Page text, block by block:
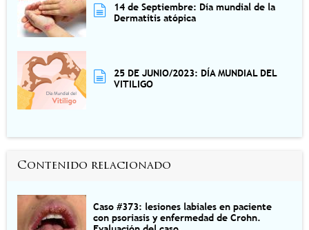
14 de Septiembre: Día mundial de la
Dermatitis atópica
25 DE JUNIO/2023: DÍA MUNDIAL DEL
VITILIGO
Contenido relacionado
Caso #373: lesiones labiales en paciente
con psoriasis y enfermedad de Crohn.